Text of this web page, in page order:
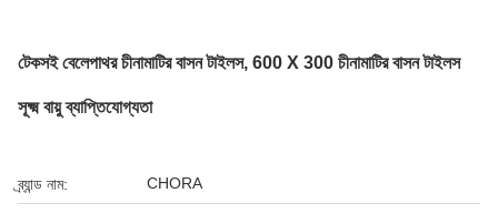
টেকসই বেলেপাথর চীনামাটির বাসন টাইলস, 600 X 300 চীনামাটির বাসন টাইলস
সূক্ষ্ম বায়ু ব্যাপ্তিযোগ্যতা
ব্র্যান্ড নাম: CHORA